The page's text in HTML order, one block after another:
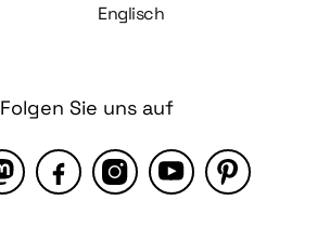
Englisch
Folgen Sie uns auf